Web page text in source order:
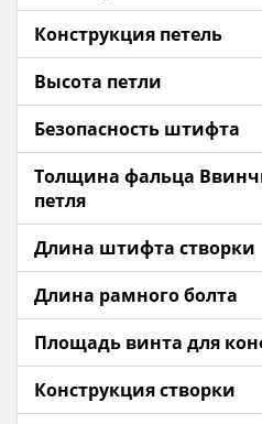
Конструкция петель
Высота петли
Безопасность штифта
Толщина фальца
петля
Длина штифта створки
Длина рамного болта
Площадь винта для
Конструкция створки